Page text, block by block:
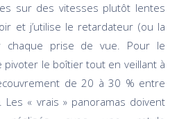
sur des vitesses plutôt lentes
et j’utilise le retardateur (ou la
chaque prise de vue. Pour le
pivoter le boîtier tout en veillant à
de 20 à 30 % entre
Les « vrais » panoramas doivent